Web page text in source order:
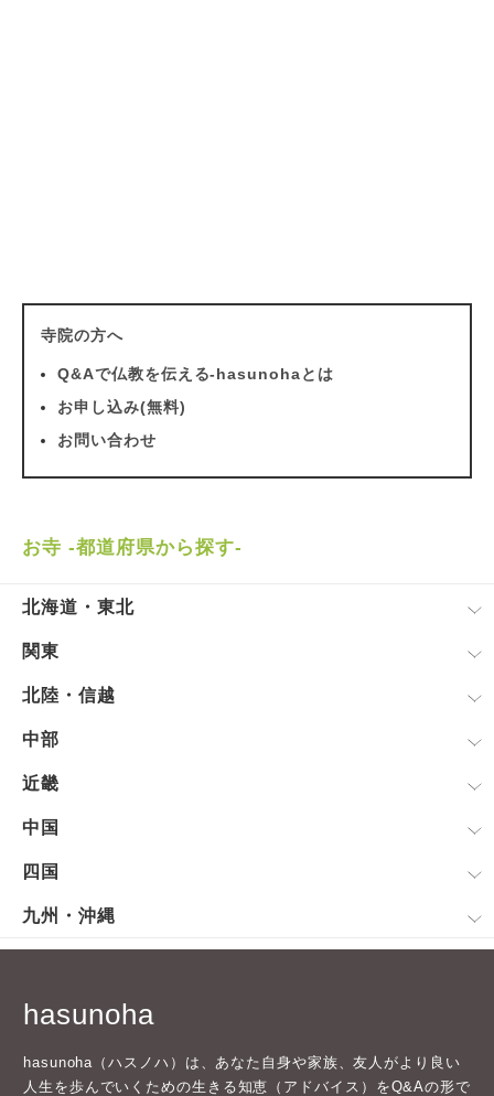
寺院の方へ
Q&Aで仏教を伝える-hasunohaとは
お申し込み(無料)
お問い合わせ
お寺 -都道府県から探す-
北海道・東北
関東
北陸・信越
中部
近畿
中国
四国
九州・沖縄
hasunoha
hasunoha（ハスノハ）は、あなた自身や家族、友人がより良い
人生を歩んでいくための生きる知恵（アドバイス）をQ&Aの形で